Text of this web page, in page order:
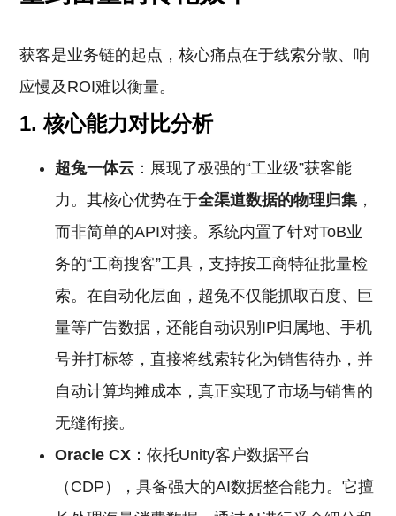
获客是业务链的起点，核心痛点在于线索分散、响
应慢及ROI难以衡量。
1. 核心能力对比分析
超兔一体云 ：展现了极强的“工业级”获客能
力。其核心优势在于全渠道数据的物理归集 ，
而非简单的API对接。系统内置了针对ToB业
务的“工商搜客”工具，支持按工商特征批量检
索。在自动化层面，超兔不仅能抓取百度、巨
量等广告数据，还能自动识别IP归属地、手机
号并打标签，直接将线索转化为销售待办，并
自动计算均摊成本，真正实现了市场与销售的
无缝衔接。
Oracle CX ：依托Unity客户数据平台
（CDP），具备强大的AI数据整合能力。它擅